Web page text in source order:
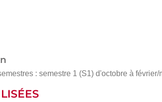
: semestre 1 (S1) d'octobre à